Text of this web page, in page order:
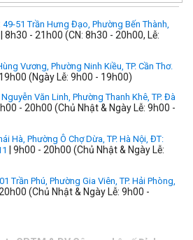
49-51 Trần Hưng Đạo, Phường Bến Thành,
| 8h30 - 21h00 (CN: 8h30 - 20h00, Lễ:
Vương, Phường Ninh Kiều, TP. Cần Thơ.
(Ngày Lễ: 9h00 - 19h00)
Nguyễn Văn Linh, Phường Thanh Khê, TP. Đà
- 20h00 (Chủ Nhật & Ngày Lễ: 9h00 -
Hà, Phường Ô Chợ Dừa, TP. Hà Nội, ĐT:
| 9h00 - 20h00 (Chủ Nhật & Ngày Lễ:
Trần Phú, Phường Gia Viên, TP. Hải Phòng,
(Chủ Nhật & Ngày Lễ: 9h00 -